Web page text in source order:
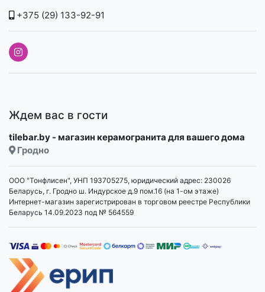
+375 (29) 133-92-91
Ждем вас в гости
tilebar.by - магазин керамогранита для вашего дома
Гродно
ООО "Тонфлисен", УНП 193705275, юридический адрес: 230026
Беларусь, г. Гродно ш. Индурское д.9 пом.16 (на 1-ом этаже)
Интернет-магазин зарегистрирован в торговом реестре Республики
Беларусь 14.09.2023 под № 564559